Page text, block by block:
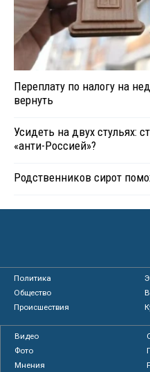
Переплату по налогу на
вернуть
Усидеть на двух стульях:
«анти-Россией»?
Родственников сирот
Политика
Общество
Происшествия
Видео
Фото
Мнения